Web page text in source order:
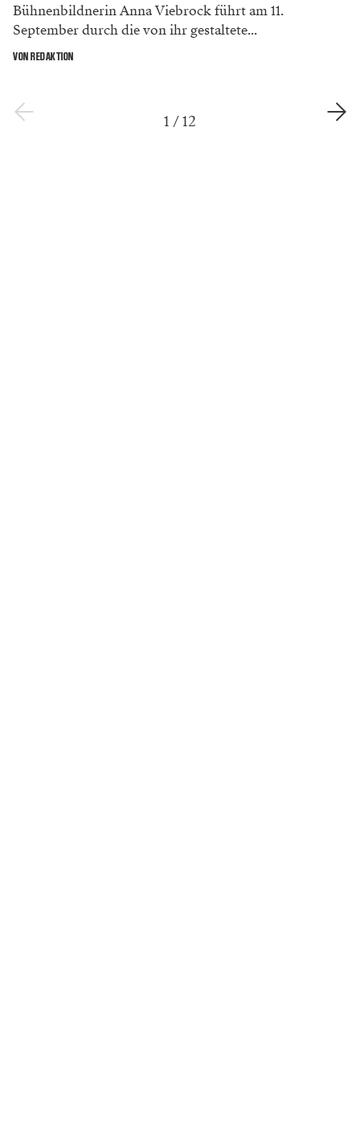
Bühnenbildnerin Anna Viebrock führt am 11.
September durch die von ihr gestaltete...
VON REDAKTION
1 /12